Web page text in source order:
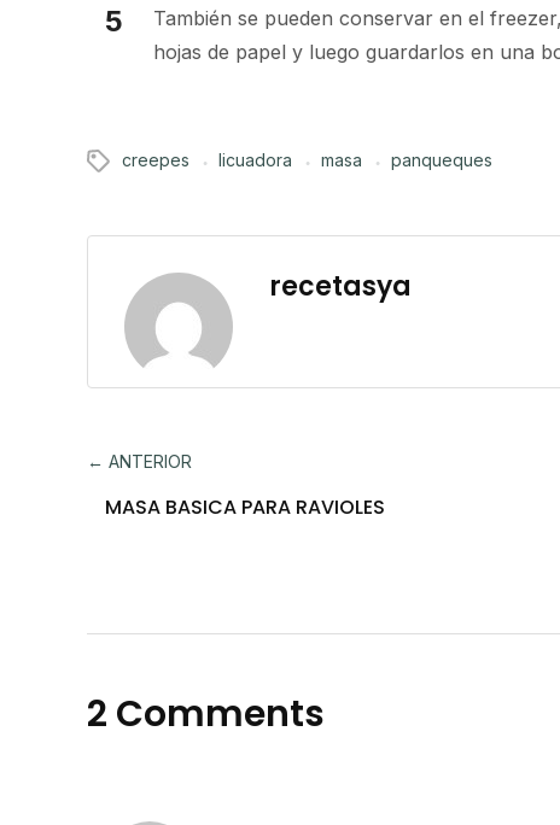
También se pueden conservar en el
hojas de papel y luego guardarlos en una
creepes licuadora masa panqueques
recetasya
← ANTERIOR
MASA BASICA PARA RAVIOLES
2 Comments